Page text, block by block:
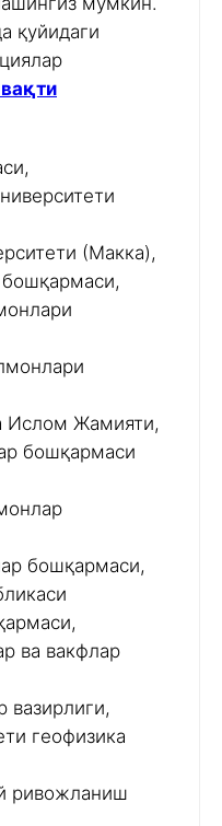
қуйидаги
(Макка),
Ислом Жамияти,
бошқармаси
бошқармаси,
ва вакфлар
вазирлиги,
геофизика
ривожланиш